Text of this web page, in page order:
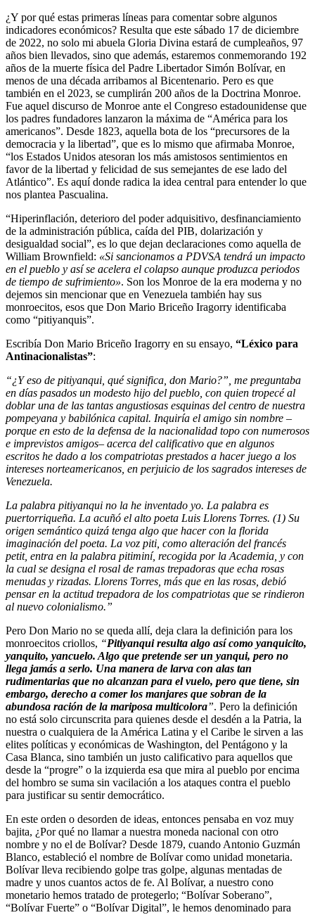
¿Y por qué estas primeras líneas para comentar sobre algunos
indicadores económicos? Resulta que este sábado 17 de diciembre
de 2022, no solo mi abuela Gloria Divina estará de cumpleaños, 97
años bien llevados, sino que además, estaremos conmemorando 192
años de la muerte física del Padre Libertador Simón Bolívar, en
menos de una década arribamos al Bicentenario. Pero es que
también en el 2023, se cumplirán 200 años de la Doctrina Monroe.
Fue aquel discurso de Monroe ante el Congreso estadounidense que
los padres fundadores lanzaron la máxima de “América para los
americanos”. Desde 1823, aquella bota de los “precursores de la
democracia y la libertad”, que es lo mismo que afirmaba Monroe,
“los Estados Unidos atesoran los más amistosos sentimientos en
favor de la libertad y felicidad de sus semejantes de ese lado del
Atlántico”. Es aquí donde radica la idea central para entender lo que
nos plantea Pascualina.
“Hiperinflación, deterioro del poder adquisitivo, desfinanciamiento
de la administración pública, caída del PIB, dolarización y
desigualdad social”, es lo que dejan declaraciones como aquella de
William Brownfield: «Si sancionamos a PDVSA tendrá un impacto
en el pueblo y así se acelera el colapso aunque produzca periodos
de tiempo de sufrimiento». Son los Monroe de la era moderna y no
dejemos sin mencionar que en Venezuela también hay sus
monroecitos, esos que Don Mario Briceño Iragorry identificaba
como “pitiyanquis”.
Escribía Don Mario Briceño Iragorry en su ensayo, “Léxico para
Antinacionalistas”:
“¿Y eso de pitiyanqui, qué significa, don Mario?”, me preguntaba
en días pasados un modesto hijo del pueblo, con quien tropecé al
doblar una de las tantas angustiosas esquinas del centro de nuestra
pompeyana y babilónica capital. Inquiría el amigo sin nombre –
porque en esto de la defensa de la nacionalidad topo con numerosos
e imprevistos amigos– acerca del calificativo que en algunos
escritos he dado a los compatriotas prestados a hacer juego a los
intereses norteamericanos, en perjuicio de los sagrados intereses de
Venezuela.
La palabra pitiyanqui no la he inventado yo. La palabra es
puertorriqueña. La acuñó el alto poeta Luis Llorens Torres. (1) Su
origen semántico quizá tenga algo que hacer con la florida
imaginación del poeta. La voz piti, como alteración del francés
petit, entra en la palabra pitiminí, recogida por la Academia, y con
la cual se designa el rosal de ramas trepadoras que echa rosas
menudas y rizadas. Llorens Torres, más que en las rosas, debió
pensar en la actitud trepadora de los compatriotas que se rindieron
al nuevo colonialismo.”
Pero Don Mario no se queda allí, deja clara la definición para los
monroecitos criollos, “Pitiyanqui resulta algo así como yanquicito,
yanquito, yancuelo. Algo que pretende ser un yanqui, pero no
llega jamás a serlo. Una manera de larva con alas tan
rudimentarias que no alcanzan para el vuelo, pero que tiene, sin
embargo, derecho a comer los manjares que sobran de la
abundosa ración de la mariposa multicolora”. Pero la definición
no está solo circunscrita para quienes desde el desdén a la Patria, la
nuestra o cualquiera de la América Latina y el Caribe le sirven a las
elites políticas y económicas de Washington, del Pentágono y la
Casa Blanca, sino también un justo calificativo para aquellos que
desde la “progre” o la izquierda esa que mira al pueblo por encima
del hombro se suma sin vacilación a los ataques contra el pueblo
para justificar su sentir democrático.
En este orden o desorden de ideas, entonces pensaba en voz muy
bajita, ¿Por qué no llamar a nuestra moneda nacional con otro
nombre y no el de Bolívar? Desde 1879, cuando Antonio Guzmán
Blanco, estableció el nombre de Bolívar como unidad monetaria.
Bolívar lleva recibiendo golpe tras golpe, algunas mentadas de
madre y unos cuantos actos de fe. Al Bolívar, a nuestro cono
monetario hemos tratado de protegerlo; “Bolívar Soberano”,
“Bolívar Fuerte” o “Bolívar Digital”, le hemos denominado para